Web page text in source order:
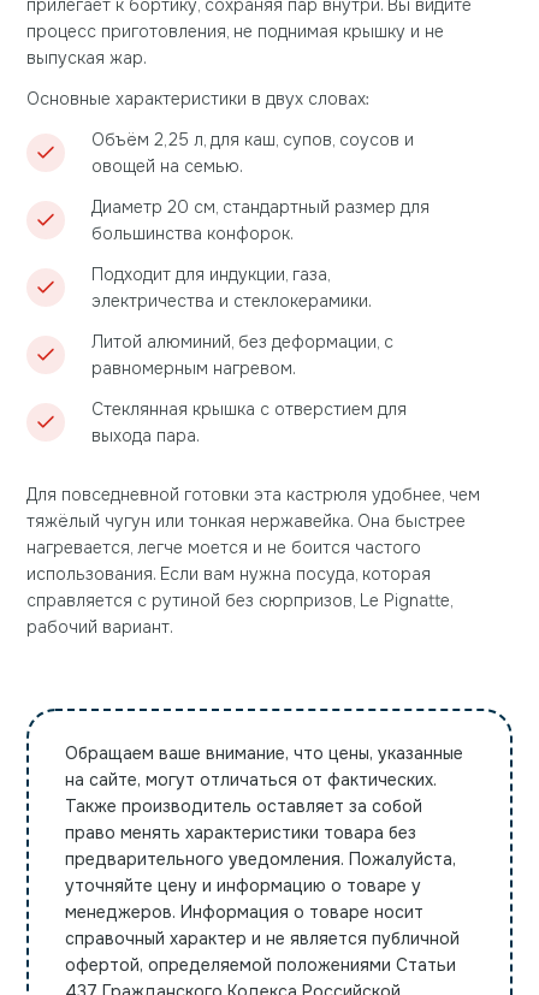
прилегает к бортику, сохраняя пар внутри. Вы видите
процесс приготовления, не поднимая крышку и не
выпуская жар.
Основные характеристики в двух словах:
Объём 2,25 л, для каш, супов, соусов и
овощей на семью.
Диаметр 20 см, стандартный размер для
большинства конфорок.
Подходит для индукции, газа,
электричества и стеклокерамики.
Литой алюминий, без деформации, с
равномерным нагревом.
Стеклянная крышка с отверстием для
выхода пара.
Для повседневной готовки эта кастрюля удобнее, чем
тяжёлый чугун или тонкая нержавейка. Она быстрее
нагревается, легче моется и не боится частого
использования. Если вам нужна посуда, которая
справляется с рутиной без сюрпризов, Le Pignatte,
рабочий вариант.
Обращаем ваше внимание, что цены, указанные
на сайте, могут отличаться от фактических.
Также производитель оставляет за собой
право менять характеристики товара без
предварительного уведомления. Пожалуйста,
уточняйте цену и информацию о товаре у
менеджеров. Информация о товаре носит
справочный характер и не является публичной
офертой, определяемой положениями Статьи